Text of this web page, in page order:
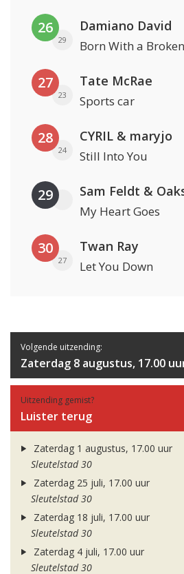
26
29
Damiano David
Born With a
27
23
Tate McRae
Sports car
28
24
CYRIL & maryjo
Still Into You
29 Sam Feldt &
My Heart Goes
30
27
Twan Ray
Let You Down
Volgende uitzending:
Zaterdag 8 augustus, 17.00
Uitzending gemist?
Luister terug
Zaterdag 1 augustus, 17.00 uur
Sleutelstad 30
Zaterdag 25 juli, 17.00 uur
Sleutelstad 30
Zaterdag 18 juli, 17.00 uur
Sleutelstad 30
Zaterdag 4 juli, 17.00 uur
Sleutelstad 30